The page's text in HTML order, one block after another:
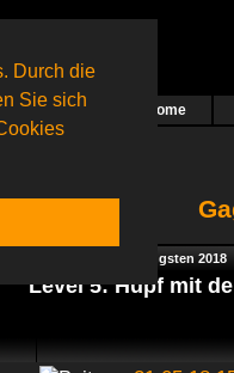
Durch die
Sie sich
Home
Specials - Pfingsten 2018
Level 5: Hüpf mit